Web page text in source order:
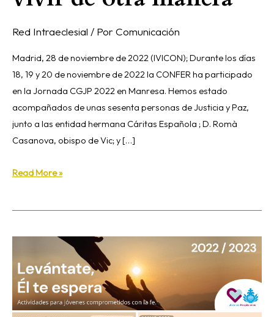
Red Intraeclesial / Por Comunicación
Madrid, 28 de noviembre de 2022 (IVICON); Durante los días
18, 19 y 20 de noviembre de 2022 la CONFER ha participado
en la Jornada CGJP 2022 en Manresa. Hemos estado
acompañados de unas sesenta personas de Justicia y Paz,
junto a las entidad hermana Cáritas Española ; D. Romà
Casanova, obispo de Vic; y […]
Read More »
para
jóvenes
2022-
2023